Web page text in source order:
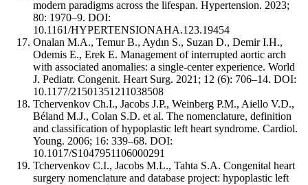
modern paradigms across the lifespan. Hypertension. 2023;
80: 1970–9. DOI:
10.1161/HYPERTENSIONAHA.123.19454
Onalan M.A., Temur B., Aydın S., Suzan D., Demir I.H.,
Odemis E., Erek E. Management of interrupted aortic arch
with associated anomalies: a single-center experience. World
J. Pediatr. Congenit. Heart Surg. 2021; 12 (6): 706–14. DOI:
10.1177/21501351211038508
Tchervenkov Ch.I., Jacobs J.P., Weinberg P.M., Aiello V.D.,
Béland M.J., Colan S.D. et al. The nomenclature, definition
and classification of hypoplastic left heart syndrome. Cardiol.
Young. 2006; 16: 339–68. DOI:
10.1017/S1047951106000291
Tchervenkov C.I., Jacobs M.L., Tahta S.A. Congenital heart
surgery nomenclature and database project: hypoplastic left